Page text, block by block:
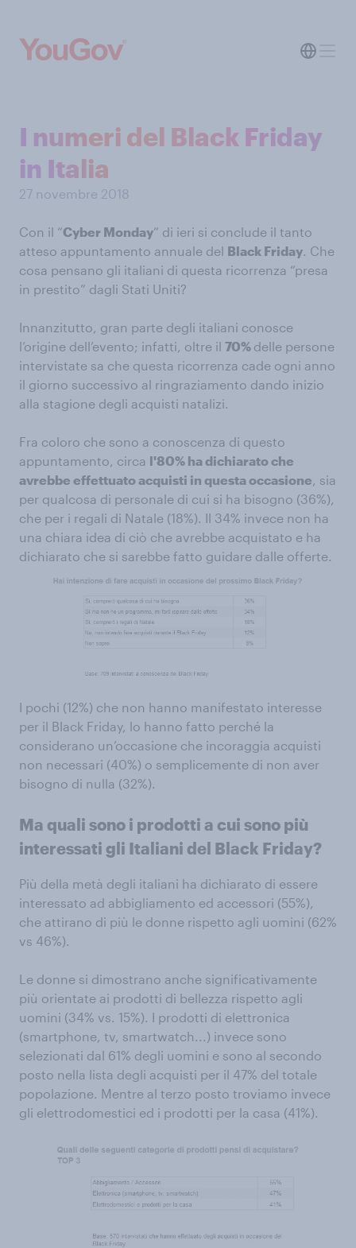
I numeri del Black Friday
in Italia
27 novembre 2018
Con il “Cyber Monday” di ieri si conclude il tanto
atteso appuntamento annuale del Black Friday. Che
cosa pensano gli italiani di questa ricorrenza “presa
in prestito” dagli Stati Uniti?
Innanzitutto, gran parte degli italiani conosce
l’origine dell’evento; infatti, oltre il 70% delle persone
intervistate sa che questa ricorrenza cade ogni anno
il giorno successivo al ringraziamento dando inizio
alla stagione degli acquisti natalizi.
Fra coloro che sono a conoscenza di questo
appuntamento, circa l'80% ha dichiarato che
avrebbe effettuato acquisti in questa occasione, sia
per qualcosa di personale di cui si ha bisogno (36%),
che per i regali di Natale (18%). Il 34% invece non ha
una chiara idea di ciò che avrebbe acquistato e ha
dichiarato che si sarebbe fatto guidare dalle offerte.
I pochi (12%) che non hanno manifestato interesse
per il Black Friday, lo hanno fatto perché la
considerano un’occasione che incoraggia acquisti
non necessari (40%) o semplicemente di non aver
bisogno di nulla (32%).
Ma quali sono i prodotti a cui sono più
interessati gli Italiani del Black Friday?
Più della metà degli italiani ha dichiarato di essere
interessato ad abbigliamento ed accessori (55%),
che attirano di più le donne rispetto agli uomini (62%
vs 46%).
Le donne si dimostrano anche significativamente
più orientate ai prodotti di bellezza rispetto agli
uomini (34% vs. 15%). I prodotti di elettronica
(smartphone, tv, smartwatch...) invece sono
selezionati dal 61% degli uomini e sono al secondo
posto nella lista degli acquisti per il 47% del totale
popolazione. Mentre al terzo posto troviamo invece
gli elettrodomestici ed i prodotti per la casa (41%).